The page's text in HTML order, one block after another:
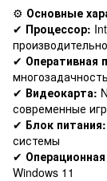
⚙️ Основные
✔ Процессор:
✔ Оперативная
✔ Видеокарта:
современные
✔ Блок питания:
системы
✔
Windows 11